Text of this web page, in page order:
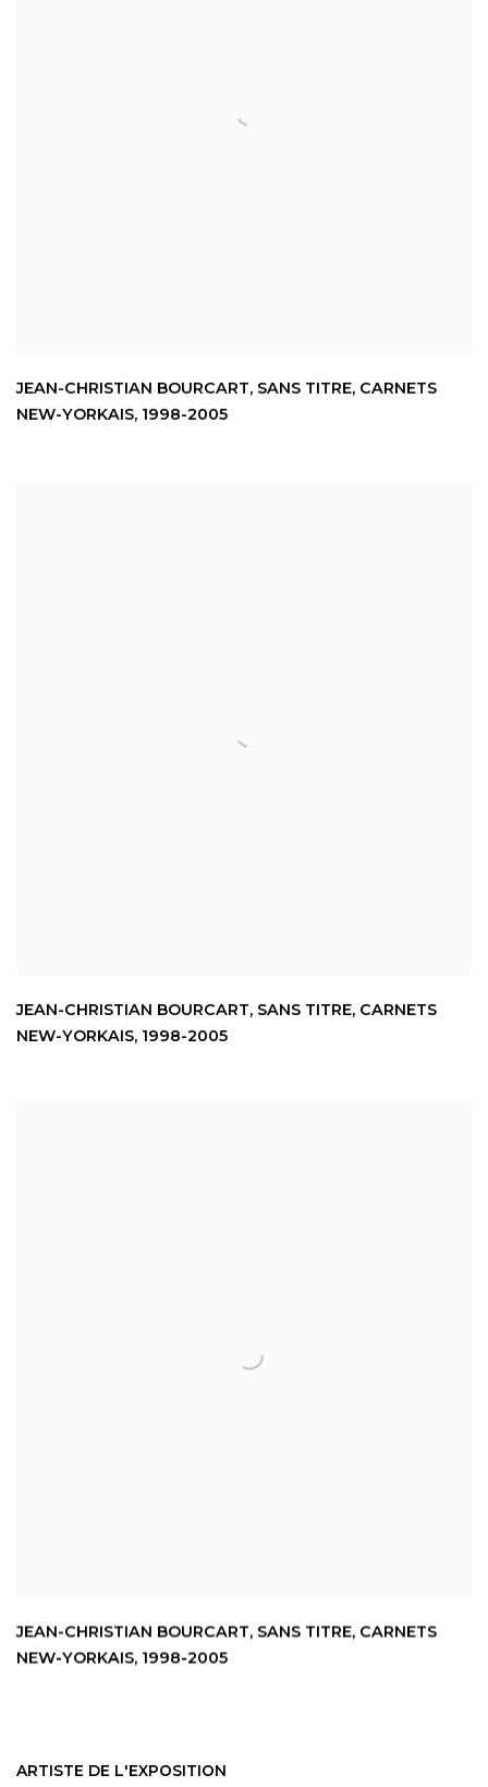
JEAN-CHRISTIAN BOURCART, SANS TITRE, CARNETS
NEW-YORKAIS, 1998-2005
JEAN-CHRISTIAN BOURCART, SANS TITRE, CARNETS
NEW-YORKAIS, 1998-2005
JEAN-CHRISTIAN BOURCART, SANS TITRE, CARNETS
NEW-YORKAIS, 1998-2005
ARTISTE DE L'EXPOSITION